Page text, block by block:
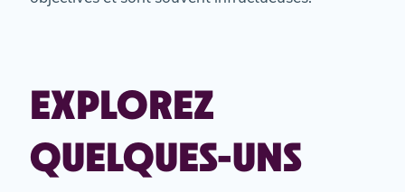
EXPLOREZ
QUELQUES-UNS